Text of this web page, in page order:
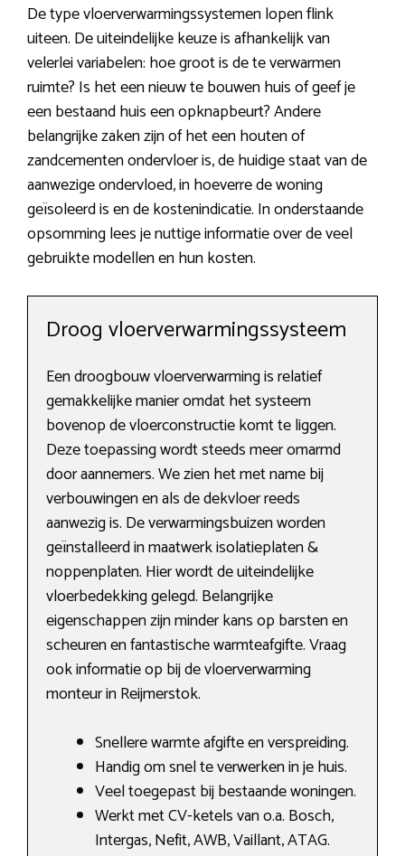
De type vloerverwarmingssystemen lopen flink
uiteen. De uiteindelijke keuze is afhankelijk van
velerlei variabelen: hoe groot is de te verwarmen
ruimte? Is het een nieuw te bouwen huis of geef je
een bestaand huis een opknapbeurt? Andere
belangrijke zaken zijn of het een houten of
zandcementen ondervloer is, de huidige staat van de
aanwezige ondervloed, in hoeverre de woning
geïsoleerd is en de kostenindicatie. In onderstaande
opsomming lees je nuttige informatie over de veel
gebruikte modellen en hun kosten.
Droog vloerverwarmingssysteem
Een droogbouw vloerverwarming is relatief
gemakkelijke manier omdat het systeem
bovenop de vloerconstructie komt te liggen.
Deze toepassing wordt steeds meer omarmd
door aannemers. We zien het met name bij
verbouwingen en als de dekvloer reeds
aanwezig is. De verwarmingsbuizen worden
geïnstalleerd in maatwerk isolatieplaten &
noppenplaten. Hier wordt de uiteindelijke
vloerbedekking gelegd. Belangrijke
eigenschappen zijn minder kans op barsten en
scheuren en fantastische warmteafgifte. Vraag
ook informatie op bij de vloerverwarming
monteur in Reijmerstok.
Snellere warmte afgifte en verspreiding.
Handig om snel te verwerken in je huis.
Veel toegepast bij bestaande woningen.
Werkt met CV-ketels van o.a. Bosch,
Intergas, Nefit, AWB, Vaillant, ATAG.